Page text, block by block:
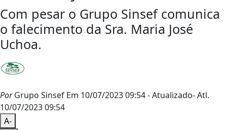
Com pesar o Grupo Sinsef comunica
o falecimento da Sra. Maria José
Uchoa.
PorGrupo Sinsef Em 10/07/2023 09:54- Atualizado- Atl.
10/07/2023 09:54
A-